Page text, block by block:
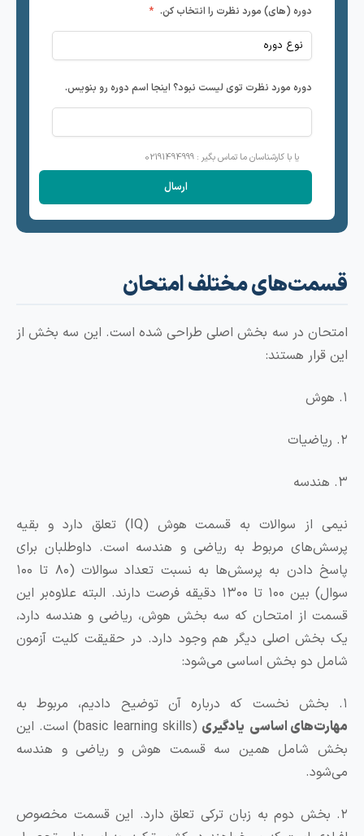
دوره (های) مورد نظرت را انتخاب کن. *
دوره مورد نظرت توی لیست نبود؟ اینجا اسم دوره رو بنویس.
یا با کارشناسان ما تماس بگیر : 02191494999
مختلف امتحان
در سه بخش اصلی طراحی شده است. این سه بخش از
هستند:
نیمی از سوالات به قسمت هوش (IQ) تعلق دارد و بقیه
مربوط به ریاضی و هندسه است. داوطلبان برای
پاسخ دادن به پرسش‌ها به نسبت تعداد سوالات (۸۰ تا ۱۰۰
سوال) بین ۱۰۰ تا ۱۳۰۰ دقیقه فرصت دارند. البته علاوه‌بر این
از امتحان که سه بخش هوش، ریاضی و هندسه دارد،
اصلی دیگر هم وجود دارد. در حقیقت کلیت آزمون
دو بخش اساسی می‌شود:
اساسی یادگیری
(basic learning skills) است. این
شامل همین سه قسمت هوش و ریاضی و هندسه
دوم به زبان ترکی تعلق دارد. این قسمت مخصوص